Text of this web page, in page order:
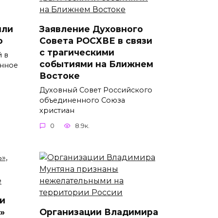
в
Заявление Духовного
Совета РОСХВЕ в связи
с трагическими
событиями на Ближнем
Востоке
Духовный Совет Российского
объединенного Союза
христиан
0 8.9к.
Организации Владимира